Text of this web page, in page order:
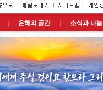
은혜의 공간 소식과 나눔